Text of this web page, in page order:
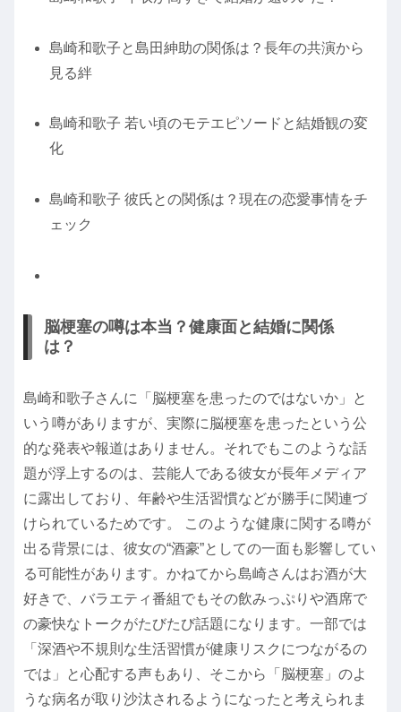
島崎和歌子と島田紳助の関係は？長年の共演から
見る絆
島崎和歌子 若い頃のモテエピソードと結婚観の変
化
島崎和歌子 彼氏との関係は？現在の恋愛事情をチ
ェック
脳梗塞の噂は本当？健康面と結婚に関係
は？
島崎和歌子さんに「脳梗塞を患ったのではないか」と
いう噂がありますが、実際に脳梗塞を患ったという公
的な発表や報道はありません。それでもこのような話
題が浮上するのは、芸能人である彼女が長年メディア
に露出しており、年齢や生活習慣などが勝手に関連づ
けられているためです。 このような健康に関する噂が
出る背景には、彼女の“酒豪”としての一面も影響してい
る可能性があります。かねてから島崎さんはお酒が大
好きで、バラエティ番組でもその飲みっぷりや酒席で
の豪快なトークがたびたび話題になります。一部では
「深酒や不規則な生活習慣が健康リスクにつながるの
では」と心配する声もあり、そこから「脳梗塞」のよ
うな病名が取り沙汰されるようになったと考えられま